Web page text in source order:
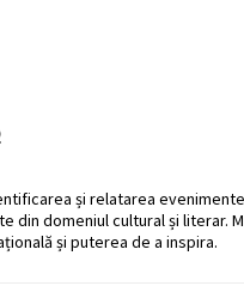
și relatarea
din domeniul cultural și literar.
și puterea de a inspira.